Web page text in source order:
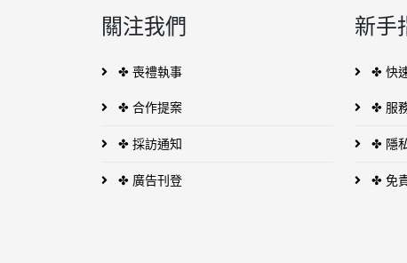
關注我們
✤ 喪禮執事
✤ 合作提案
✤ 採訪通知
✤ 廣告刊登
新手
✤ 快
✤ 服
✤ 隱
✤ 免